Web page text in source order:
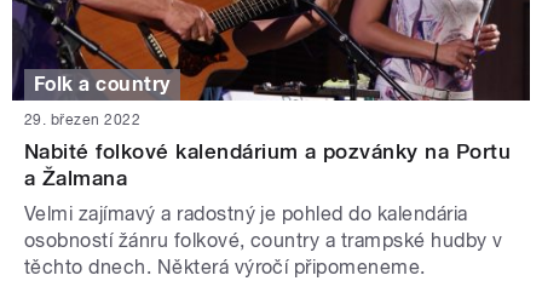
Folk a country
29. březen 2022
Nabité folkové kalendárium a pozvánky na Portu
a Žalmana
Velmi zajímavý a radostný je pohled do kalendária
osobností žánru folkové, country a trampské hudby v
těchto dnech. Některá výročí připomeneme.